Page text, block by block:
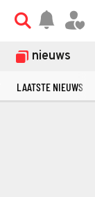
nieuws
LAATSTE NIEUWS